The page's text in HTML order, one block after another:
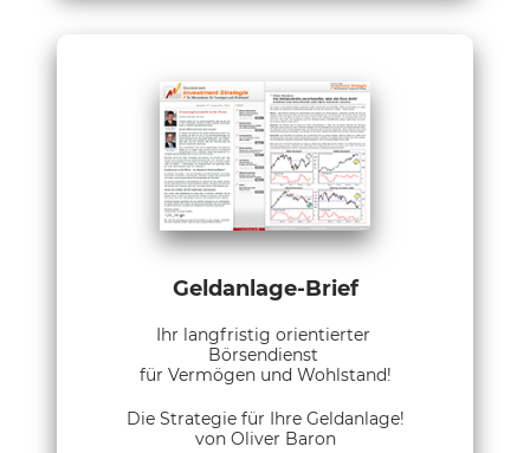
Geldanlage-Brief
Ihr langfristig orientierter
Börsendienst
für Vermögen und Wohlstand!
Die Strategie für Ihre Geldanlage!
von Oliver Baron